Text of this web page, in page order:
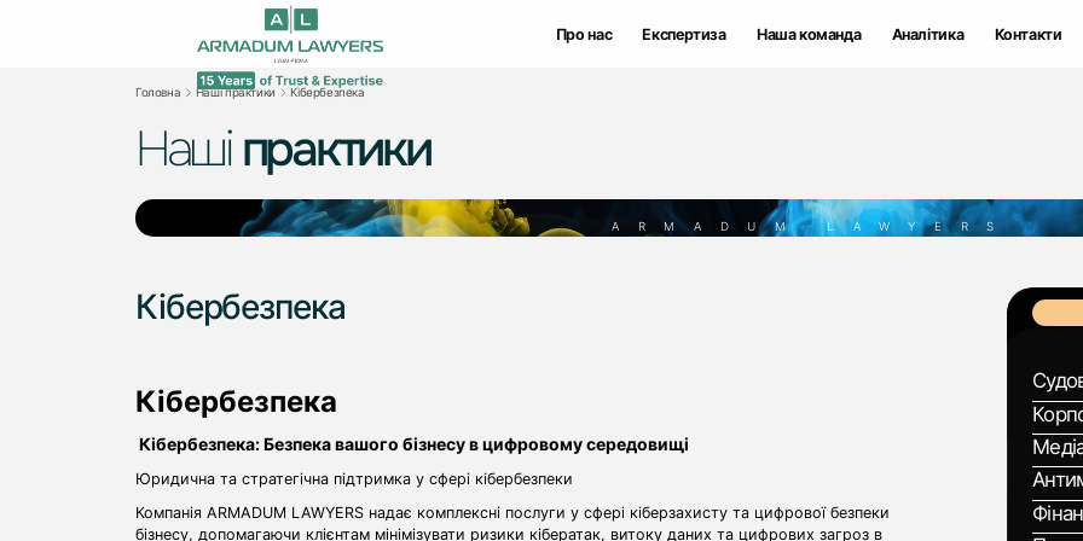
Про нас Експертиза Наша команда Аналітика Контакти
Про нас Експертиза Наша команда Аналітика Контакти
Головна Наші практики Кібербезпека
Нашіпрактики
ARMADUM LAWYERS
Кібербезпека
Кібербезпека
Кібербезпека: Безпека вашого бізнесу в цифровому середовищі
Юридична та стратегічна підтримка у сфері кібербезпеки
Компанія ARMADUM LAWYERS надає комплексні послуги у сфері кіберзахисту та цифрової безпеки
бізнесу, допомагаючи клієнтам мінімізувати ризики кібератак, витоку даних та цифрових загроз в